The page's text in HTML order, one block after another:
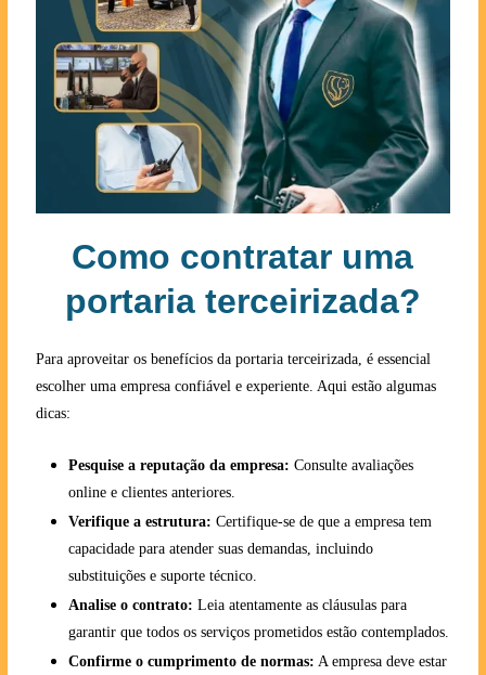
Como contratar uma
portaria terceirizada?
Para aproveitar os benefícios da portaria terceirizada, é essencial
escolher uma empresa confiável e experiente. Aqui estão algumas
dicas:
Pesquise a reputação da empresa: Consulte avaliações
online e clientes anteriores.
Verifique a estrutura: Certifique-se de que a empresa tem
capacidade para atender suas demandas, incluindo
substituições e suporte técnico.
Analise o contrato: Leia atentamente as cláusulas para
garantir que todos os serviços prometidos estão contemplados.
Confirme o cumprimento de normas: A empresa deve estar